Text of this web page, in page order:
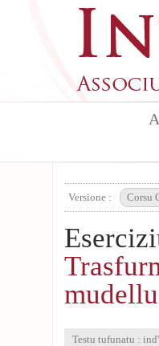
Versione : Corsu
Testu tufunatu :